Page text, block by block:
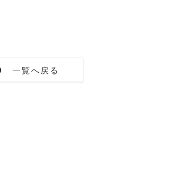
一覧へ戻る